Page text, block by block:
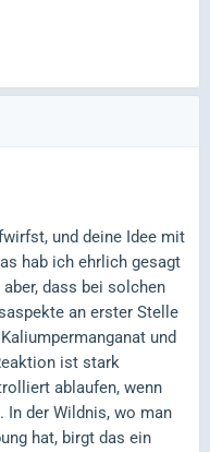
und deine Idee mit
hab ich ehrlich gesagt
dass bei solchen
an erster Stelle
und
ist stark
ablaufen, wenn
In der Wildnis, wo man
hat, birgt das ein